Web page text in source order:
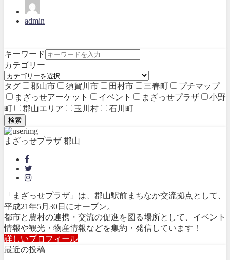
admin
キーワード
カテゴリー
タグ 郡山市 須賀川市 田村市 三春町
プチマップ
まざっせアーケット
イベント まざっせプラザ
小野
町
郡山エリア 玉川村 石川町
検索
まざっせプラザ 郡山
「まざっせプラザ」は、郡山駅前まちなか交流拠点として、
平成21年5月30日にオープン。
都市と農村の連携・交流の促進を図る場所として、イベント
情報や観光・物産情報などを集約・発信しています！
詳しいプロフィール
最近の投稿